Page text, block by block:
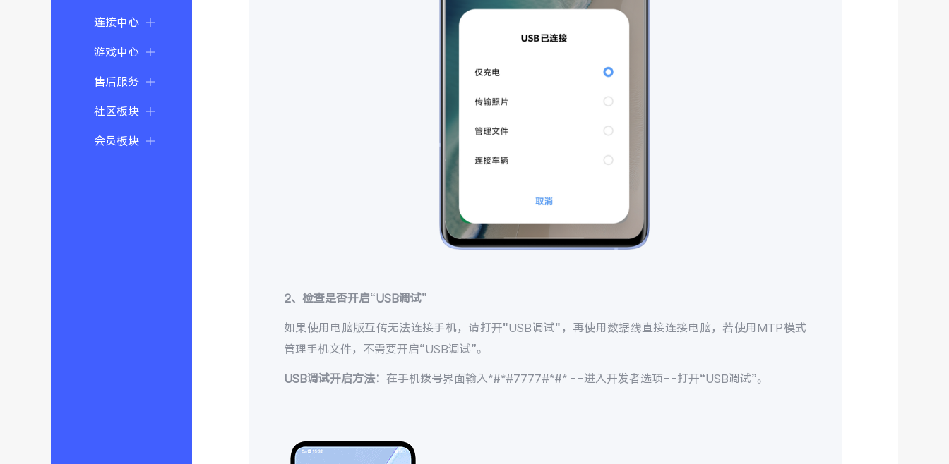
连接中心
游戏中心
售后服务
社区板块
会员板块
2、检查是否开启“USB调试”
如果使用电脑版互传无法连接手机，请打开"USB调试"，再使用数据线直接连接电脑，若使用MTP模式
管理手机文件，不需要开启“USB调试”。
USB调试开启方法：在手机拨号界面输入*#*#7777#*#* --进入开发者选项--打开“USB调试”。